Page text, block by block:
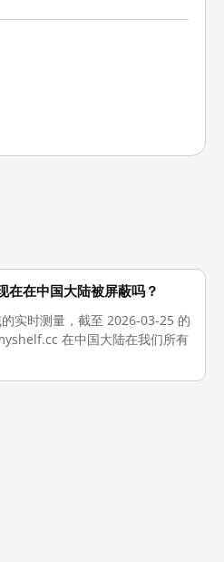
在中国大陆被屏蔽吗？
实时测量，截至 2026-03-25 的
在中国大陆在我们所有